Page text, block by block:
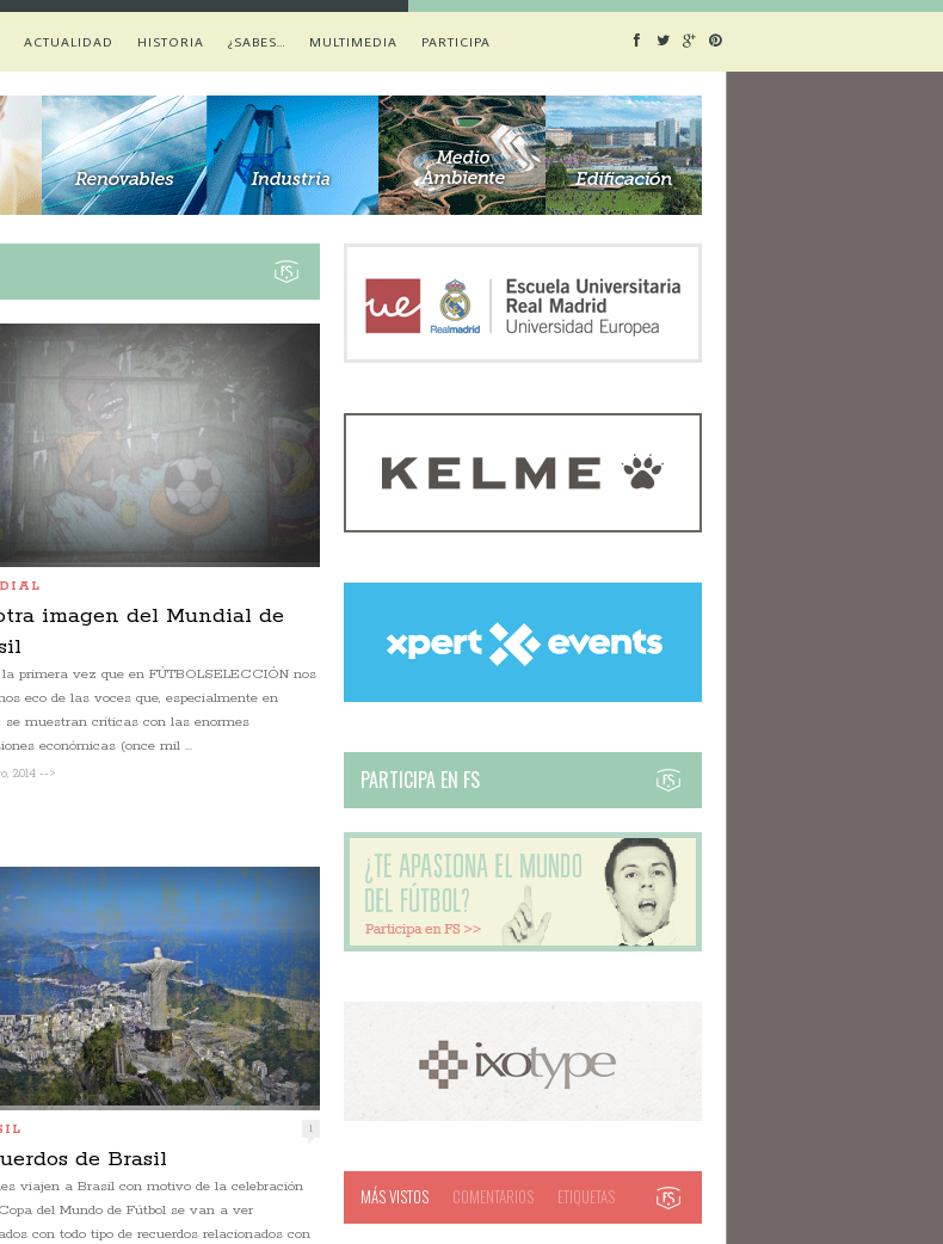
ACTUALIDAD HISTORIA ¿SABES… MULTIMEDIA PARTICIPA
imagen del Mundial de
la primera vez que en FÚTBOLSELECCIÓN nos
eco de las voces que, especialmente en
se muestran críticas con las enormes
económicas (once mil ...
2014 -->
1
de Brasil
viajen a Brasil con motivo de la celebración
del Mundo de Fútbol se van a ver
con todo tipo de recuerdos relacionados con
PARTICIPA EN FS
MÁS VISTOS COMENTARIOS ETIQUETAS